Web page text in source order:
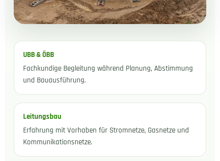
UBB & ÖBB
Fachkundige Begleitung während Planung, Abstimmung
und Bauausführung.
Leitungsbau
Erfahrung mit Vorhaben für Stromnetze, Gasnetze und
Kommunikationsnetze.